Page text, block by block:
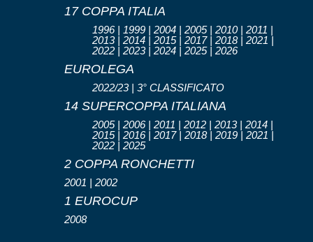
17 COPPA ITALIA
1996 | 1999 | 2004 | 2005 | 2010 | 2011 |
2013 | 2014 | 2015 | 2017 | 2018 | 2021 |
2022 | 2023 | 2024 | 2025 | 2026
EUROLEGA
2022/23 | 3° CLASSIFICATO
14 SUPERCOPPA ITALIANA
2005 | 2006 | 2011 | 2012 | 2013 | 2014 |
2015 | 2016 | 2017 | 2018 | 2019 | 2021 |
2022 | 2025
2 COPPA RONCHETTI
2001 | 2002
1 EUROCUP
2008